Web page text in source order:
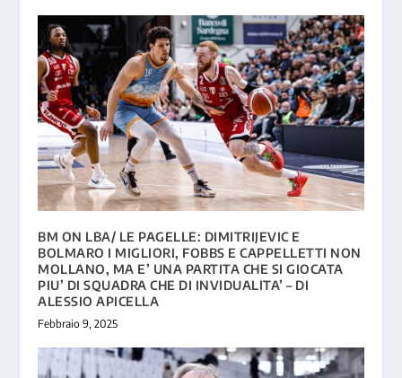
BM ON LBA/ LE PAGELLE: DIMITRIJEVIC E
BOLMARO I MIGLIORI, FOBBS E CAPPELLETTI NON
MOLLANO, MA E’ UNA PARTITA CHE SI GIOCATA
PIU’ DI SQUADRA CHE DI INVIDUALITA’ – DI
ALESSIO APICELLA
Febbraio 9, 2025